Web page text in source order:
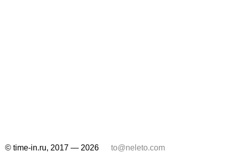
© time-in.ru, 2017 — 2026 to@neleto.com